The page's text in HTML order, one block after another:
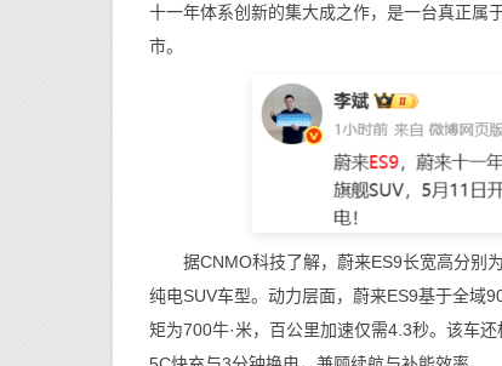
十一年体系创新的集大成之作，是一台真正属
市。
据CNMO科技了解，蔚来ES9长宽高分别
纯电SUV车型。动力层面，蔚来ES9基于全域
矩为700牛·米，百公里加速仅需4.3秒。该车